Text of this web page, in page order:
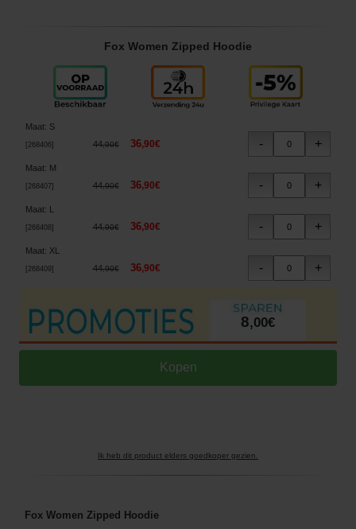
Fox Women Zipped Hoodie
Maat: S
268406] 44,90€ 36,90€
Maat: M
268407] 44,90€ 36,90€
Maat:
268408 ] 44,90€ 36,90€
Maat: XL
268409] 44,90€ 36,90€
8,00€
Ik heb dit product elders goedkoper gezien.
Fox Women Zipped Hoodie